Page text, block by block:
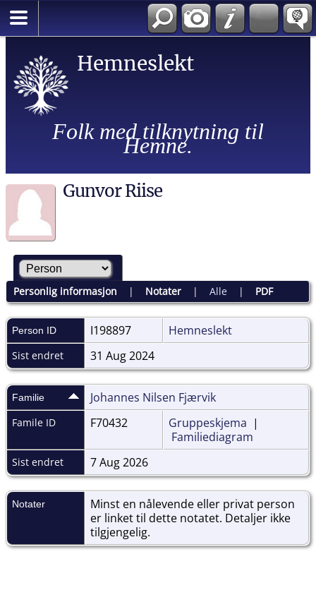
Hemneslekt
Folk med tilknytning til
Hemne.
Gunvor Riise
Personlig informasjon | Notater| Alle| PDF
Person ID I198897 Hemneslekt
Sist endret 31 Aug 2024
Familie Johannes Nilsen Fjærvik
Famile ID F70432 Gruppeskjema |
Familiediagram
Sist endret 7 Aug 2026
Notater
Minst en nålevende eller privat person
er linket til dette notatet. Detaljer ikke
tilgjengelig.